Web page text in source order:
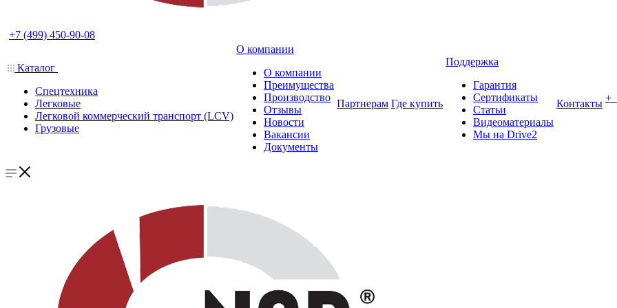
+7 (499) 450-90-08
Каталог
Спецтехника
Легковые
Легковой коммерческий транспорт (LCV)
Грузовые
О компании
О компании
Преимущества
Производство
Отзывы
Новости
Вакансии
Документы
Партнерам Где купить
Поддержка
Гарантия
Сертификаты
Статьи
Видеоматериалы
Мы на Drive2
Контакты +